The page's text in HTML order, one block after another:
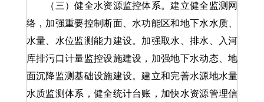
（三）健全水资源监控体系。建立健全监测网
络，加强重要控制断面、水功能区和地下水水质、
水量、水位监测能力建设。加强取水、排水、入河
库排污口计量监控设施建设，加强地下水动态、地
面沉降监测基础设施建设。建立和完善水源地水量
水质监测体系，健全统计台账，加快水资源管理信